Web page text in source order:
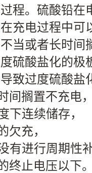
程。硫酸铅在
充电过程中可
当或者长时间
硫酸盐化的极
致过度硫酸盐
间搁置不充电
下连续储存，
欠充，
有进行周期性
终止电压以下